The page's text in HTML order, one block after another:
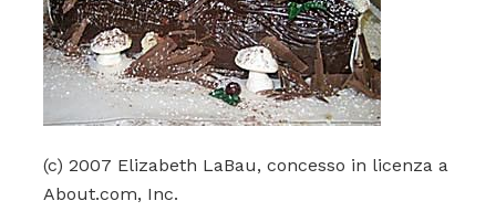
(c) 2007 Elizabeth LaBau, concesso in licenza a
About.com, Inc.